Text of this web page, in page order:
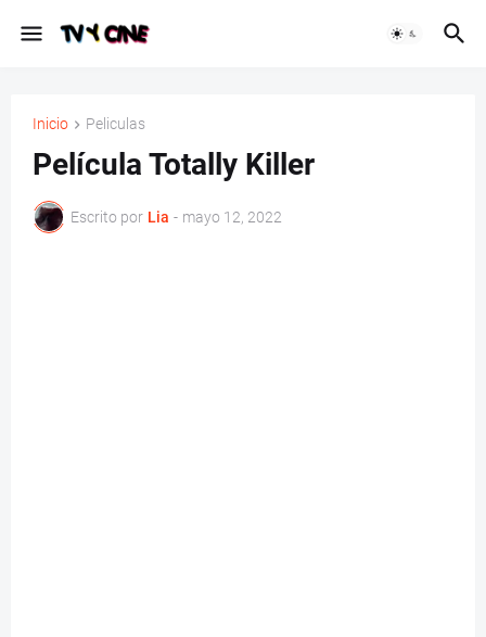
Inicio Peliculas
Película Totally Killer
Escrito por Lia - mayo 12, 2022